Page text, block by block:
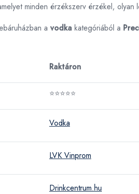
minden érzékszerv érzékel,
a vodka kategóriából a
Raktáron
⭐⭐⭐⭐⭐
Vodka
LVK Vinprom
Drinkcentrum.hu